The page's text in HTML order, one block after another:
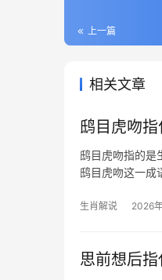
上一篇
相关文章
鸱目虎吻
鸱目虎吻指的是
鸱目虎吻这一成
生肖解说 2026
思前想后